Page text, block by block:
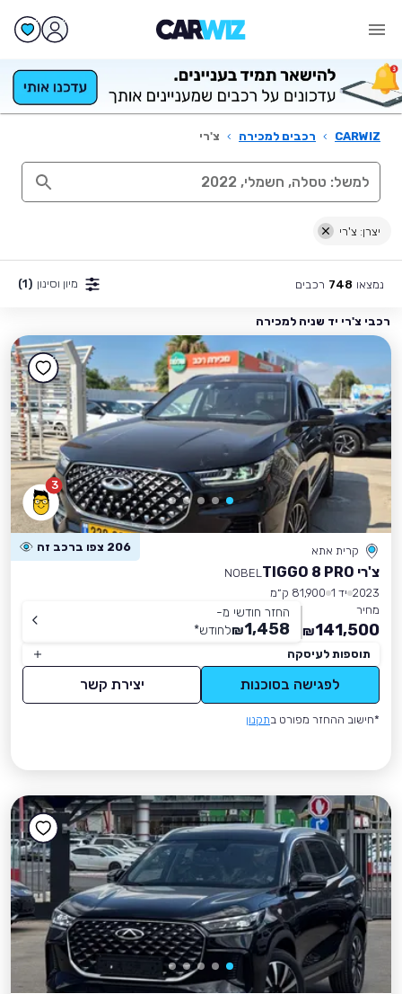
CARWIZ
› רכבים למכירה › צ'רי
יצרן: צ'רי
נמצאו 748 רכבים מיון וסינון (1)
רכבי צ'רי יד שניה למכירה
3
קרית אתא 206 צפו ברכב זה
צ'רי TIGGO 8 PRO
NOBEL
2023 יד 1
81,900 ק״מ
מחיר
141,500
₪
החזר חודשי מ-
1,458
₪לחודש*
תוספות לעיסקה
לפגישה בסוכנות יצירת קשר
*חישוב ההחזר מפורט בתקנון